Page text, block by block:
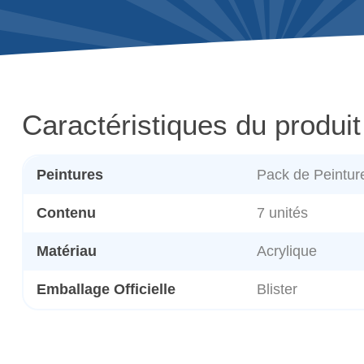
Caractéristiques du produit
Peintures Pack de
Contenu 7 unités
Matériau Acrylique
Emballage Officielle Blister